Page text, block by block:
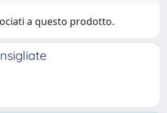
a questo prodotto.